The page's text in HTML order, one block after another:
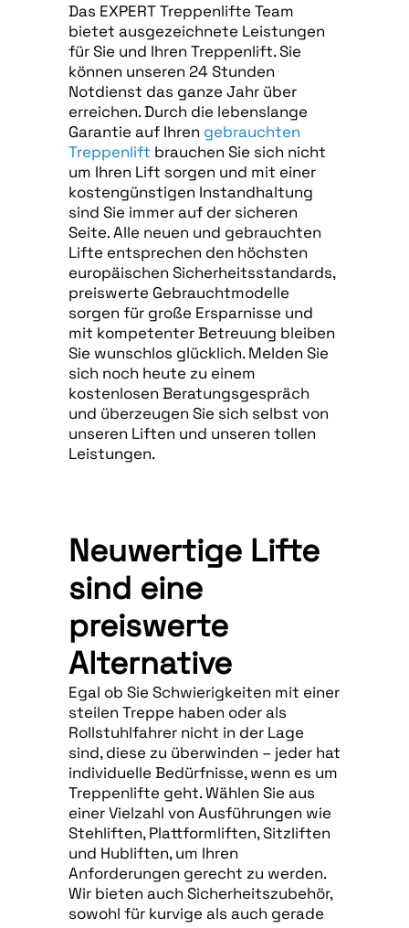
Das EXPERT Treppenlifte Team
bietet ausgezeichnete Leistungen
für Sie und Ihren Treppenlift. Sie
können unseren 24 Stunden
Notdienst das ganze Jahr über
erreichen. Durch die lebenslange
Garantie auf Ihren gebrauchten
Treppenlift brauchen Sie sich nicht
um Ihren Lift sorgen und mit einer
kostengünstigen Instandhaltung
sind Sie immer auf der sicheren
Seite. Alle neuen und gebrauchten
Lifte entsprechen den höchsten
europäischen Sicherheitsstandards,
preiswerte Gebrauchtmodelle
sorgen für große Ersparnisse und
mit kompetenter Betreuung bleiben
Sie wunschlos glücklich. Melden Sie
sich noch heute zu einem
kostenlosen Beratungsgespräch
und überzeugen Sie sich selbst von
unseren Liften und unseren tollen
Leistungen.
Neuwertige Lifte
sind eine
preiswerte
Alternative
Egal ob Sie Schwierigkeiten mit einer
steilen Treppe haben oder als
Rollstuhlfahrer nicht in der Lage
sind, diese zu überwinden – jeder hat
individuelle Bedürfnisse, wenn es um
Treppenlifte geht. Wählen Sie aus
einer Vielzahl von Ausführungen wie
Stehliften, Plattformliften, Sitzliften
und Hubliften, um Ihren
Anforderungen gerecht zu werden.
Wir bieten auch Sicherheitszubehör,
sowohl für kurvige als auch gerade